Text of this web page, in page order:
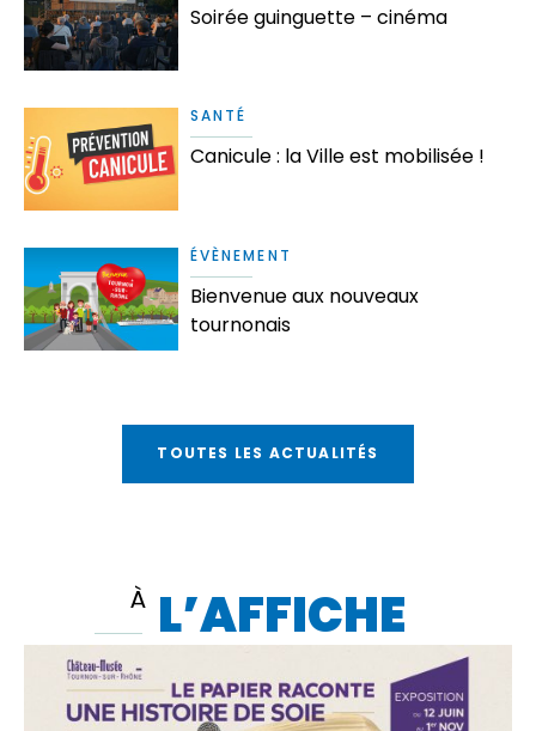
Soirée guinguette – cinéma
SANTÉ
Canicule : la Ville est mobilisée !
ÉVÈNEMENT
Bienvenue aux nouveaux
tournonais
TOUTES LES ACTUALITÉS
À LʼAFFICHE